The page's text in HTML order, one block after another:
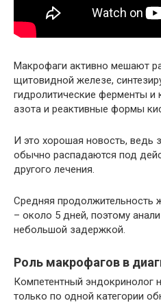
Макрофаги активно мешают
щитовидной железе,
гидролитические ферменты и
азота и реактивные формы
И это хорошая новость, ведь
обычно распадаются под
другого лечения.
Средняя продолжительность
– около 5 дней, поэтому
небольшой задержкой.
Роль макрофагов в
Компетентный эндокринолог
только по одной категории